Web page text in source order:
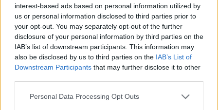
interest-based ads based on personal information utilized by
us or personal information disclosed to third parties prior to
your opt-out. You may separately opt-out of the further
disclosure of your personal information by third parties on the
IAB’s list of downstream participants. This information may
also be disclosed by us to third parties on the IAB’s List of
Downstream Participants that may further disclose it to other
Please note that this website/app uses one or more Google
Personal Data Processing Opt Outs
Αγγλικών για τα νοσοκομεία είναι ηπολύ εύκολη
Πιστοποίηση Αγγλικών της goLearn
ΚΑΝΤΕ ΑΙΤΗΣΗ ΕΔΩ ΚΑΙ ΜΟΝΟ ΜΕ 95 ΕΥΡΩ
μπορείτε να πάρετε το Proficiency ή το Lower για
Από το σπίτι σας εύκολα (Πλήρως